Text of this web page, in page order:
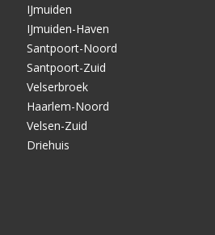
IJmuiden
IJmuiden-Haven
Santpoort-Noord
Santpoort-Zuid
Velserbroek
Haarlem-Noord
Velsen-Zuid
Driehuis